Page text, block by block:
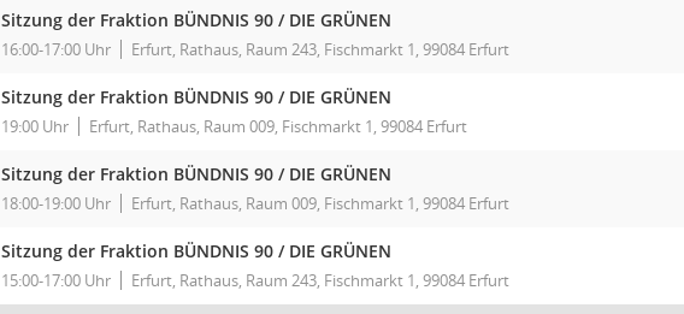
Sitzung der Fraktion BÜNDNIS 90 / DIE GRÜNEN
16:00-17:00 Uhr Erfurt, Rathaus, Raum 243, Fischmarkt 1, 99084 Erfurt
Sitzung der Fraktion BÜNDNIS 90 / DIE GRÜNEN
19:00 Uhr Erfurt, Rathaus, Raum 009, Fischmarkt 1, 99084 Erfurt
Sitzung der Fraktion BÜNDNIS 90 / DIE GRÜNEN
18:00-19:00 Uhr Erfurt, Rathaus, Raum 009, Fischmarkt 1, 99084 Erfurt
Sitzung der Fraktion BÜNDNIS 90 / DIE GRÜNEN
15:00-17:00 Uhr Erfurt, Rathaus, Raum 243, Fischmarkt 1, 99084 Erfurt